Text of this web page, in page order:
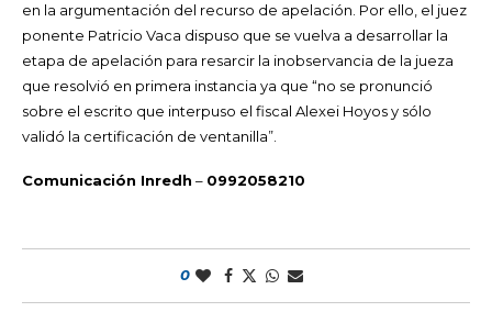
en la argumentación del recurso de apelación. Por ello, el juez
ponente Patricio Vaca dispuso que se vuelva a desarrollar la
etapa de apelación para resarcir la inobservancia de la jueza
que resolvió en primera instancia ya que “no se pronunció
sobre el escrito que interpuso el fiscal Alexei Hoyos y sólo
validó la certificación de ventanilla”.
Comunicación Inredh – 0992058210
0